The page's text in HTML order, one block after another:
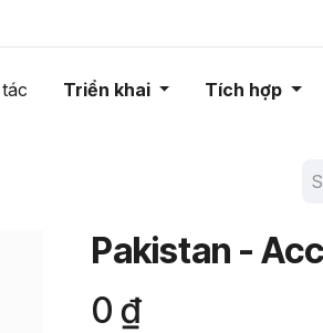
Triển khai Tích hợp
Pakistan -
0 ₫